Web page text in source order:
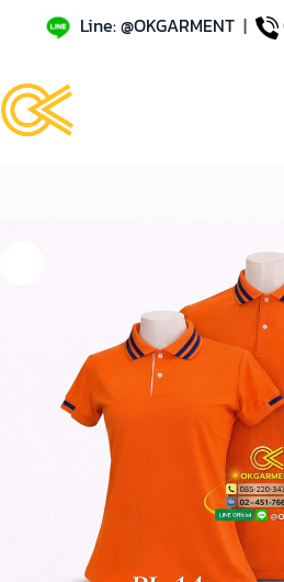
Line: @OKGARMENT|